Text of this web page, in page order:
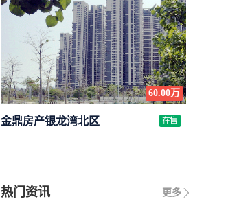
60.00万
金鼎房产银龙湾北区 在售
更多
热门资讯